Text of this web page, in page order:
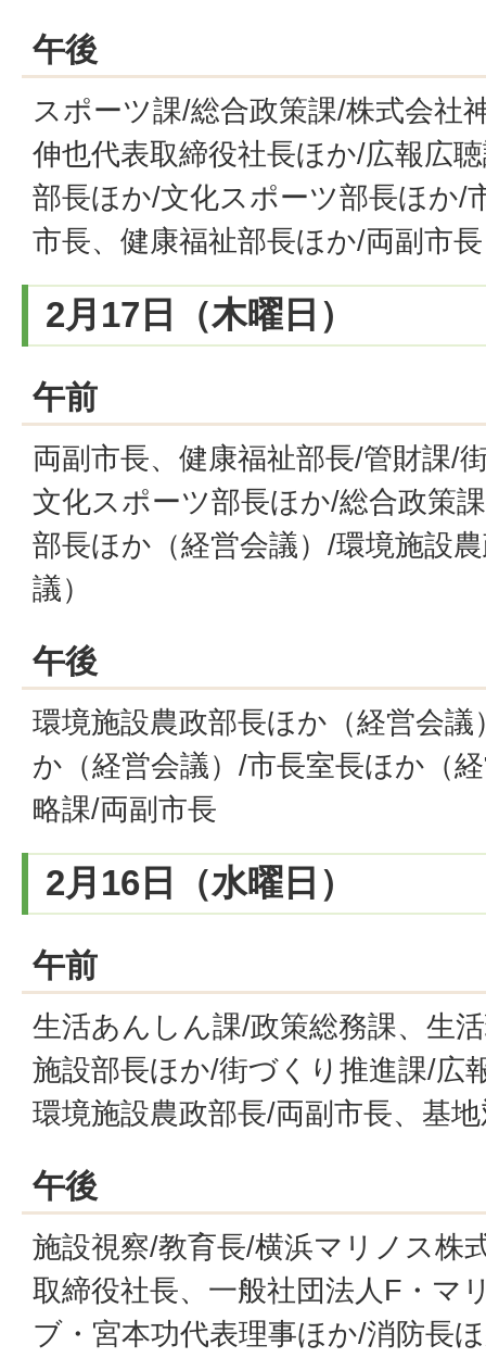
午後
スポーツ課/総合政策課/株式会社
伸也代表取締役社長ほか/広報広
部長ほか/文化スポーツ部長ほか/
市長、健康福祉部長ほか/両副市長
2月17日（木曜日）
午前
両副市長、健康福祉部長/管財課/
文化スポーツ部長ほか/総合政策
部長ほか（経営会議）/環境施設
議）
午後
環境施設農政部長ほか（経営会
か（経営会議）/市長室長ほか（
略課/両副市長
2月16日（水曜日）
午前
生活あんしん課/政策総務課、生
施設部長ほか/街づくり推進課/広
環境施設農政部長/両副市長、基
午後
施設視察/教育長/横浜マリノス株
取締役社長、一般社団法人F・マ
ブ・宮本功代表理事ほか/消防長